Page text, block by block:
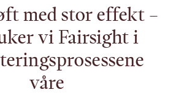
med stor effekt –
vi Fairsight i
våre